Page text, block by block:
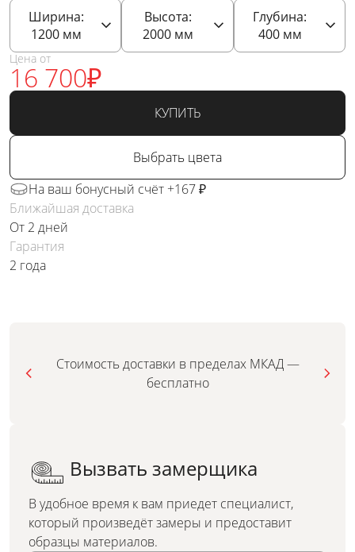
Ширина:
1200мм
Высота:
2000мм
Глубина:
400мм
Цена от
16 700₽
КУПИТЬ
Выбрать цвета
На ваш бонусный счёт +167 ₽
Ближайшая доставка
От 2 дней
Гарантия
2 года
Стоимость доставки в пределах МКАД —
бесплатно
Вызвать замерщика
В удобное время к вам приедет специалист,
который произведёт замеры и предоставит
образцы материалов.